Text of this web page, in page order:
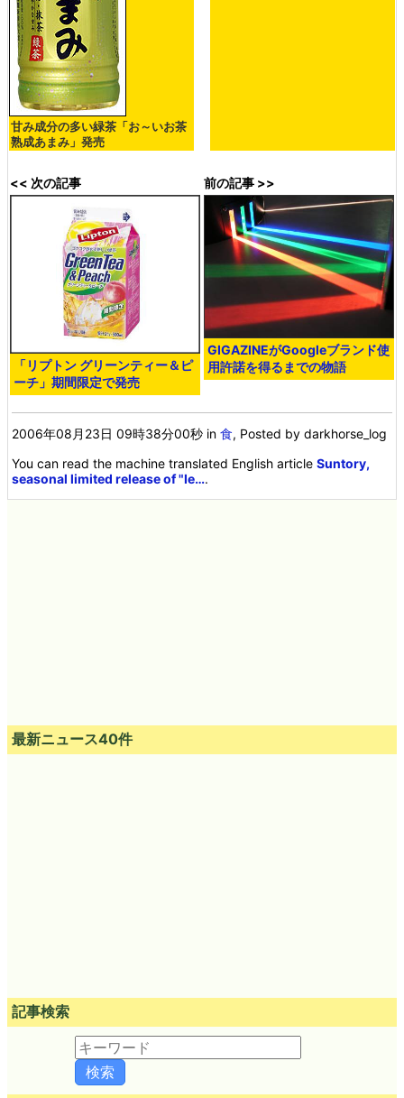
甘み成分の多い緑茶「お～いお茶
熟成あまみ」発売
<< 次の記事
「リプトン グリーンティー＆ピ
ーチ」期間限定で発売
前の記事 >>
GIGAZINEがGoogleブランド使
用許諾を得るまでの物語
2006年08月23日 09時38分00秒 in食, Posted by darkhorse_log
You can read the machine translated English articleSuntory,
seasonal limited release of "Ie….
最新ニュース40件
記事検索